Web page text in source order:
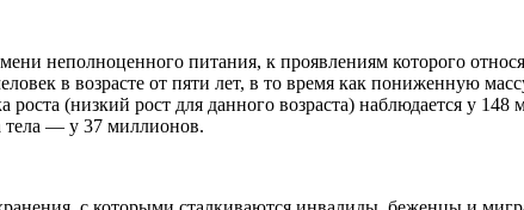
неполноценного питания, к проявлениям которого
в возрасте от пяти лет, в то время как пониженную
(низкий рост для данного возраста) наблюдается у
тела — у 37 миллионов.